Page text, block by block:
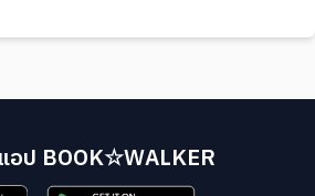
อป BOOK☆WALKER